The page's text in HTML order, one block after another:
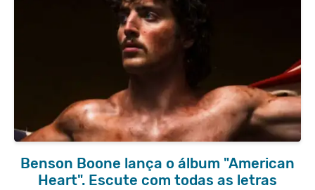
Benson Boone lança o álbum "American
Heart". Escute com todas as letras